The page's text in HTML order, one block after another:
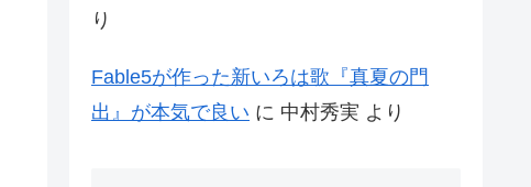
り
Fable5が作った新いろは歌『真夏の門
出』が本気で良い に 中村秀実 より